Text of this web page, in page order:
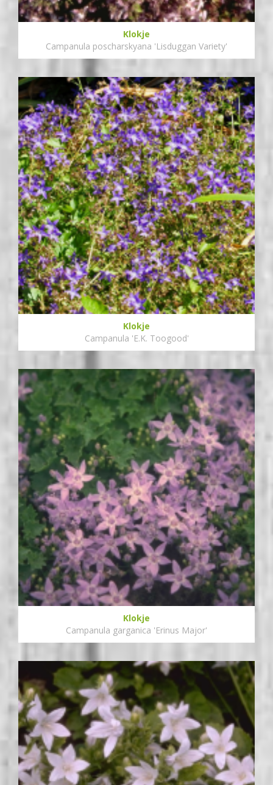
Klokje
Campanula poscharskyana 'Lisduggan Variety'
Klokje
Campanula 'E.K. Toogood'
Klokje
Campanula garganica 'Erinus Major'